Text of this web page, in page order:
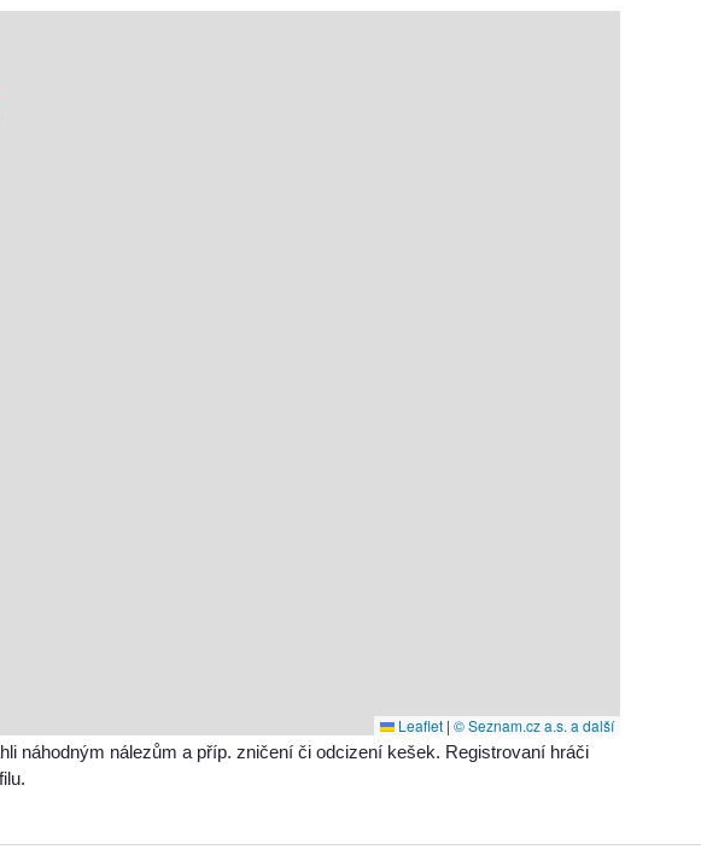
Leaflet | © Seznam.cz a.s. a další
náhodným nálezům a příp. zničení či odcizení kešek. Registrovaní hráči